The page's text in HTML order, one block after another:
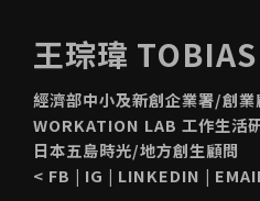
王琮瑋
經濟部中小及新創企業署/創業
WORKATION LAB 工作生活
日本五島時光/地方創生顧問
< FB | IG | LINKEDIN |